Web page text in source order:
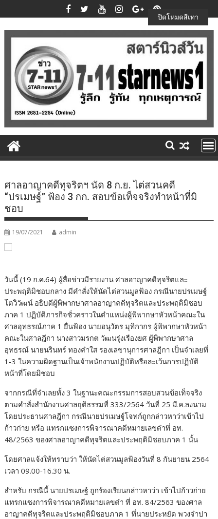
to
content
ศาลอาญาคดีทุจริตฯ นัด 8 ก.ย. ไต่สวนคดี
“ปรเมษฐ์” ฟ้อง 3 กก. สอบข้อเท็จจริงทำหน้าที่มิ
ชอบ
19/07/2021 admin
วันนี้ (19 ก.ค.64) ผู้สื่อข่าวมีรายงาน ศาลอาญาคดีทุจริตและ
ประพฤติมิชอบกลาง มีคำสั่งให้นัดไต่สวนมูลฟ้อง กรณีนายปรเมษฐ์
โตวิวัฒน์ อธิบดีผู้พิพากษาศาลอาญาคดีทุจริตและประพฤติมิชอบ
ภาค 1 ปฏิบัติภารกิจชั่วคราวในตำแหน่งผู้พิพากษาหัวหน้าคณะใน
ศาลอุทธรณ์ภาค 1 ยื่นฟ้อง นายอนุวัตร มุทิกากร ผู้พิพากษาหัวหน้า
คณะในศาลฎีกา นางสาวมรกต วัฒนรุ่งเรืองยศ ผู้พิพากษาศาล
อุทธรณ์ นายนรินทร์ ทองคำใส รองเลขานุการศาลฎีกา เป็นจำเลยที่
1-3 ในความผิดฐานเป็นเจ้าพนักงานปฏิบัติหรือละเว้นการปฏิบัติ
หน้าที่โดยมิชอบ
จากกรณีที่จำเลยทั้ง 3 ในฐานะคณะกรรมการสอบสวนข้อเท็จจริง
ตามคำสั่งสำนักงานศาลยุติธรรมที่ 333/2564 วันที่ 25 มี.ค.ลงนาม
โดยประธานศาลฎีกา กรณีนายปรเมษฐ์โจทก์ถูกกล่าวหาว่าเข้าไป
ก้าวก่าย หรือ แทรกแซงการพิจารณาคดีหมายเลขดำที่ อท.
48/2563 ของศาลอาญาคดีทุจริตและประพฤติมิชอบภาค 1 นั้น
โดยศาลแจ้งให้ทราบว่า ให้นัดไต่สวนมูลฟ้องวันที่ 8 กันยายน 2564
เวลา 09.00-16.30 น.
สำหรับ กรณีนี้ นายปรเมษฐ์ ถูกร้องเรียนกล่าวหาว่า เข้าไปก้าวก่าย
แทรกแซงการพิจารณาคดีหมายเลขดำ ที่ อท. 84/2563 ของศาล
อาญาคดีทุจริตและประพฤติมิชอบภาค 1 ที่นายประหยัด พวงจำปา
ปิดโหมดสีเทา